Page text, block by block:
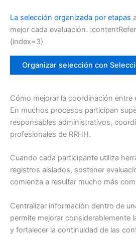
La selección organizada por etapas
mejor cada evaluación.
{index=3}
Organizar selección con
Cómo mejorar la coordinación entre
En muchos procesos participan
responsables administrativos,
profesionales de RRHH.
Cuando cada participante utiliza
registros aislados, sostener
comienza a resultar mucho más
Centralizar información dentro de
permite mejorar considerablemente
y fortalecer la continuidad de las